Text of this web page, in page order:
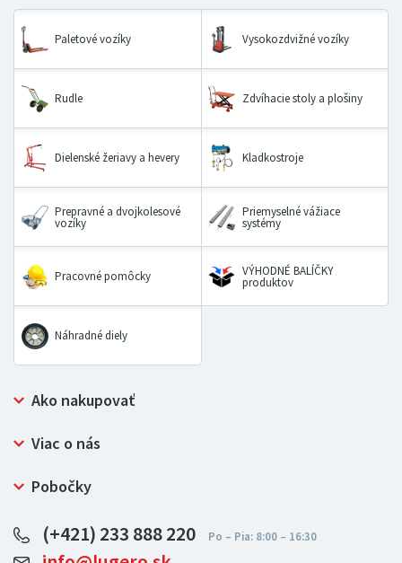
Paletové vozíky Vysokozdvižné vozíky
Rudle Zdvíhacie stoly a plošiny
Dielenské žeriavy a hevery Kladkostroje
Prepravné a dvojkolesové
vozíky
Priemyselné vážiace
systémy
Pracovné pomôcky VÝHODNÉ BALÍČKY
produktov
Náhradné diely
Ako nakupovať
Prečo nakupovať u LUGERO
Ochrana osobných údajov
Viac o nás
Bezpečný nákup
Certifikát NATUR-PACK
Pre predajcov
Pobočky
LUGERO Nemecko
(+421) 233 888 220